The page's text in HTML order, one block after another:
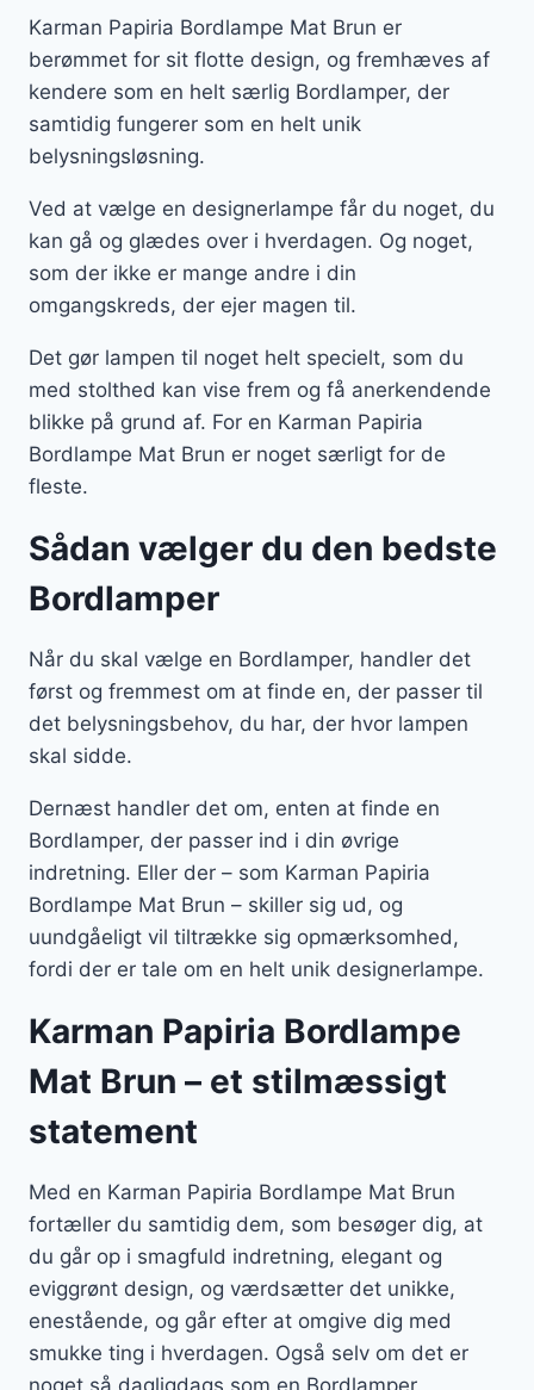
Karman Papiria Bordlampe Mat Brun er
berømmet for sit flotte design, og fremhæves af
kendere som en helt særlig Bordlamper, der
samtidig fungerer som en helt unik
belysningsløsning.
Ved at vælge en designerlampe får du noget, du
kan gå og glædes over i hverdagen. Og noget,
som der ikke er mange andre i din
omgangskreds, der ejer magen til.
Det gør lampen til noget helt specielt, som du
med stolthed kan vise frem og få anerkendende
blikke på grund af. For en Karman Papiria
Bordlampe Mat Brun er noget særligt for de
fleste.
Sådan vælger du den bedste
Bordlamper
Når du skal vælge en Bordlamper, handler det
først og fremmest om at finde en, der passer til
det belysningsbehov, du har, der hvor lampen
skal sidde.
Dernæst handler det om, enten at finde en
Bordlamper, der passer ind i din øvrige
indretning. Eller der – som Karman Papiria
Bordlampe Mat Brun – skiller sig ud, og
uundgåeligt vil tiltrække sig opmærksomhed,
fordi der er tale om en helt unik designerlampe.
Karman Papiria Bordlampe
Mat Brun – et stilmæssigt
statement
Med en Karman Papiria Bordlampe Mat Brun
fortæller du samtidig dem, som besøger dig, at
du går op i smagfuld indretning, elegant og
eviggrønt design, og værdsætter det unikke,
enestående, og går efter at omgive dig med
smukke ting i hverdagen. Også selv om det er